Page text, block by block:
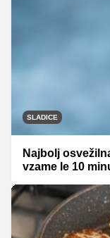
SLADICE
Najbolj
vzame le 10